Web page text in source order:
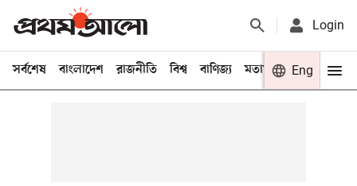
Login
সর্বশেষ বাংলাদেশ রাজনীতি বিশ্ব বাণিজ্য মতামত খেলা
Eng